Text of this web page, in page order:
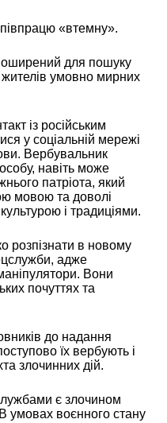
«втемну».
для пошуку
жителів умовно мирних
із російським
у соціальній мережі
Вербувальник
навіть може
патріота, який
мовою та доволі
і традиціями.
розпізнати в новому
адже
Вони
почуттях та
до надання
їх вербують і
злочинних дій.
є злочином
умовах воєнного стану